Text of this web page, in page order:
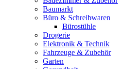
Baumarkt
Büro & Schreibwaren
Bürostühle
Drogerie
Elektronik & Technik
Fahrzeuge & Zubehör
Garten